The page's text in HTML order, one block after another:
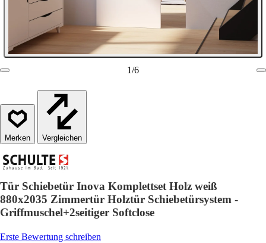
1/6
Vergleichen
Tür Schiebetür Inova Komplettset Holz weiß
880x2035 Zimmertür Holztür Schiebetürsystem -
Griffmuschel+2seitiger Softclose
Erste Bewertung schreiben